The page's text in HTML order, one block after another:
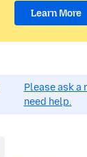
Learn More
Please ask a
need help.